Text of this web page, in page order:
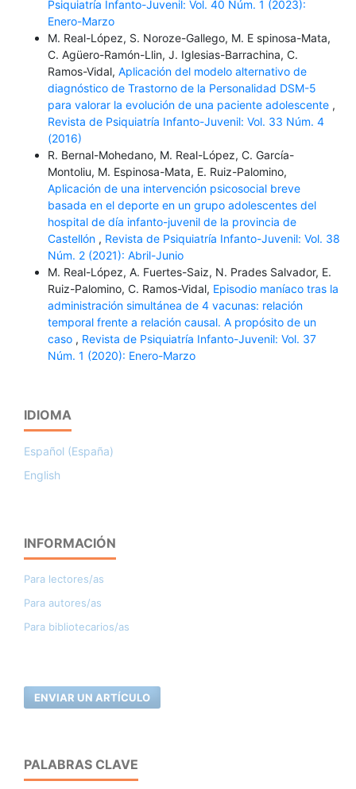
Psiquiatría Infanto-Juvenil: Vol. 40 Núm. 1 (2023):
Enero-Marzo
M. Real-López, S. Noroze-Gallego, M. E spinosa-Mata,
C. Agüero-Ramón-Llin, J. Iglesias-Barrachina, C.
Ramos-Vidal, Aplicación del modelo alternativo de
diagnóstico de Trastorno de la Personalidad DSM-5
para valorar la evolución de una paciente adolescente ,
Revista de Psiquiatría Infanto-Juvenil: Vol. 33 Núm. 4
(2016)
R. Bernal-Mohedano, M. Real-López, C. García-
Montoliu, M. Espinosa-Mata, E. Ruiz-Palomino,
Aplicación de una intervención psicosocial breve
basada en el deporte en un grupo adolescentes del
hospital de día infanto-juvenil de la provincia de
Castellón , Revista de Psiquiatría Infanto-Juvenil: Vol. 38
Núm. 2 (2021): Abril-Junio
M. Real-López, A. Fuertes-Saiz, N. Prades Salvador, E.
Ruiz-Palomino, C. Ramos-Vidal, Episodio maníaco tras la
administración simultánea de 4 vacunas: relación
temporal frente a relación causal. A propósito de un
caso , Revista de Psiquiatría Infanto-Juvenil: Vol. 37
Núm. 1 (2020): Enero-Marzo
IDIOMA
Español (España)
English
INFORMACIÓN
Para lectores/as
Para autores/as
Para bibliotecarios/as
ENVIAR UN ARTÍCULO
PALABRAS CLAVE